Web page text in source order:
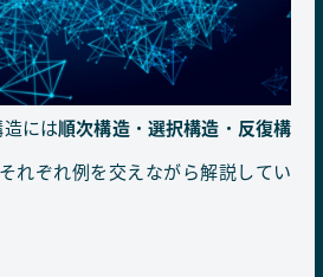
には順次構造・ 選択構造 ・ 反復構
れぞれ例を交えながら解説してい